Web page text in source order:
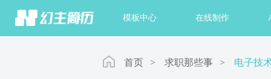
首页 模板中心 在线制作
首页 > 求职那些事 > 电子技